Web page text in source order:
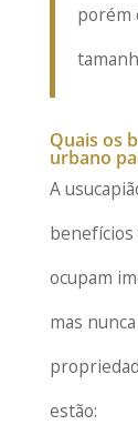
porém
Quais os
urbano
A
benefícios
ocupam
mas
estão: